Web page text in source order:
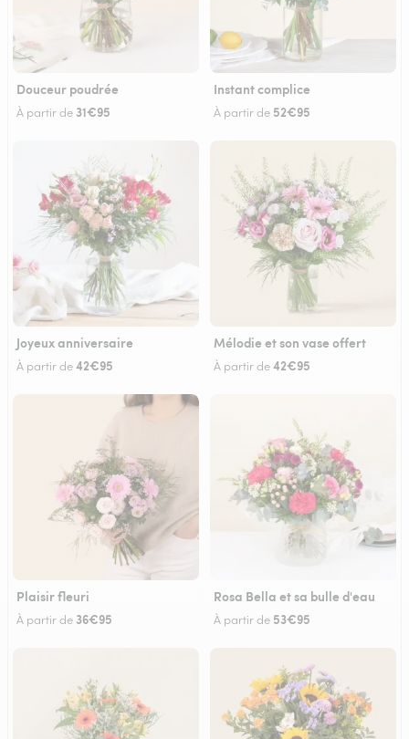
Douceur poudrée
À partir de 31€95
Instant complice
À partir de 52€95
Joyeux anniversaire
À partir de42€95
Mélodie et son vase offert
À partir de42€95
Plaisir fleuri
À partir de 36€95
Rosa Bella et sa bulle d'eau
À partir de 53€95